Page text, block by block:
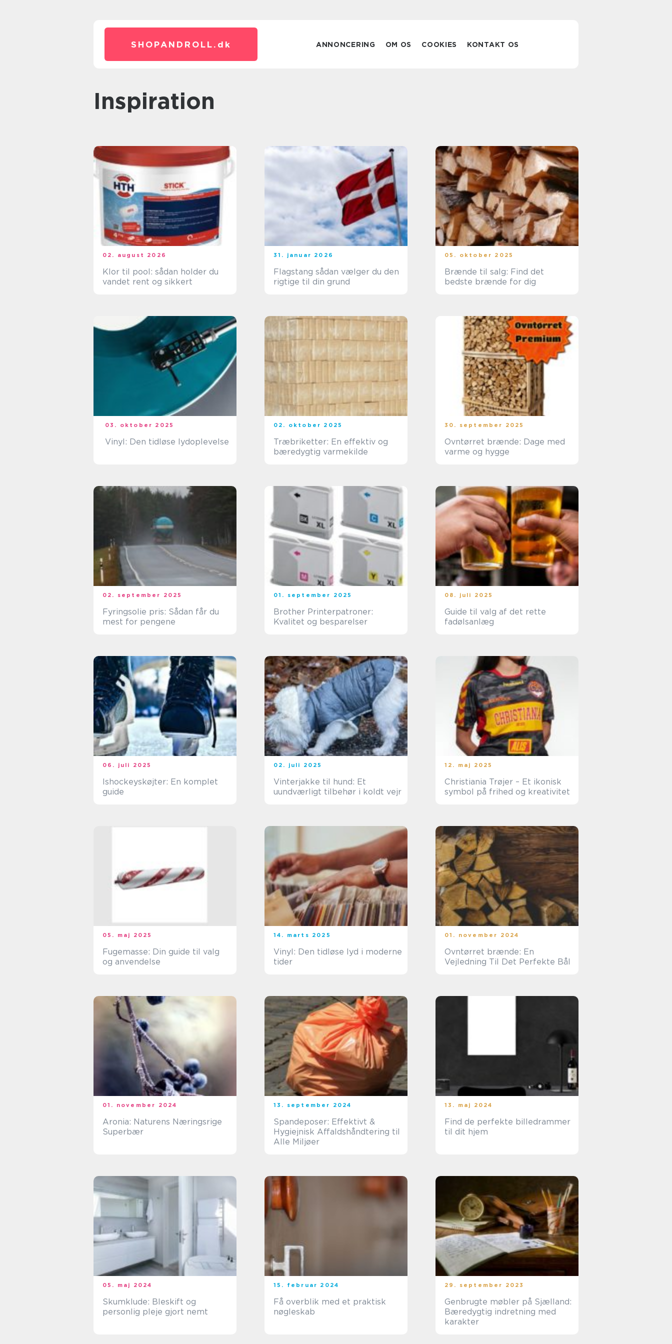
SHOPANDROLL. dk ANNONCERING OM OS COOKIES KONTAKT OS
inspiration
02. august 2026
Klor til pool: sådan holder du
vandet rent og sikkert
31. januar 2026
Flagstang sådan vælger du den
rigtige til din grund
05. oktober 2025
Brænde til salg: Find det
bedste brænde for dig
03. oktober 2025
Vinyl: Den tidløse lydoplevelse
02. oktober 2025
Træbriketter: En effektiv og
bæredygtig varmekilde
30. september 2025
Ovntørret brænde: Dage med
varme og hygge
02. september 2025
Fyringsolie pris: Sådan får du
mest for pengene
01. september 2025
Brother Printerpatroner:
Kvalitet og besparelser
08. juli 2025
Guide til valg af det rette
fadølsanlæg
06. juli 2025
Ishockeyskøjter: En komplet
guide
02. juli 2025
Vinterjakke til hund: Et
uundværligt tilbehør i koldt vejr
12. maj 2025
Christiania Trøjer – Et ikonisk
symbol på frihed og kreativitet
05. maj 2025
Fugemasse: Din guide til valg
og anvendelse
14. marts 2025
Vinyl: Den tidløse lyd i moderne
tider
01. november 2024
Ovntørret brænde: En
Vejledning Til Det Perfekte Bål
01. november 2024
Aronia: Naturens Næringsrige
Superbær
13. september 2024
Spandeposer: Effektivt &
Hygiejnisk Affaldshåndtering til
Alle Miljøer
13. maj 2024
Find de perfekte billedrammer
til dit hjem
05. maj 2024
Skumklude: Bleskift og
personlig pleje gjort nemt
15. februar 2024
Få overblik med et praktisk
nøgleskab
29. september 2023
Genbrugte møbler på Sjælland:
Bæredygtig indretning med
karakter